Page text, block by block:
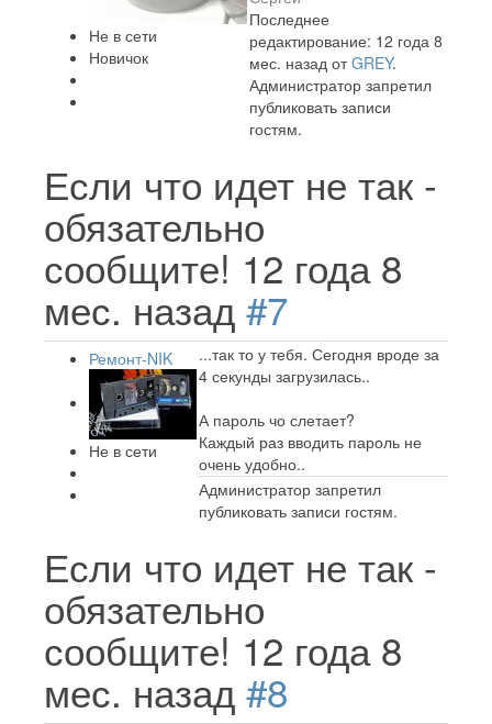
Не в сети
Новичок
Последнее
редактирование: 12 года 8
мес. назад отGREY.
Администратор запретил
публиковать записи
гостям.
Если что идет не так -
обязательно
сообщите! 12 года 8
мес. назад #7
Ремонт-NIK
Не в сети
...так то у тебя. Сегодня вроде за
4 секунды загрузилась..
А пароль чо слетает?
Каждый раз вводить пароль не
очень удобно..
Администратор запретил
публиковать записи гостям.
Если что идет не так -
обязательно
сообщите! 12 года 8
мес. назад #8